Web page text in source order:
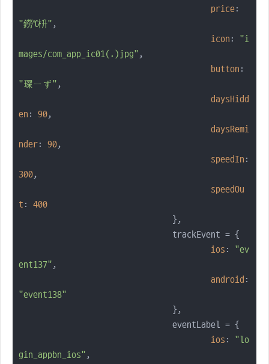
price
"鐒℃枡" ,
icon : "i
mages/com_app_ic01(.)jpg" ,
button
"琛ㄧず" ,
daysHidd
en : 90,
daysRemi
nder: 90,
speedIn
300,
speedOu
t : 400
ios : "ev
ent137" ,
android
"event138"
ios : "lo
gin_appbn_ios" ,